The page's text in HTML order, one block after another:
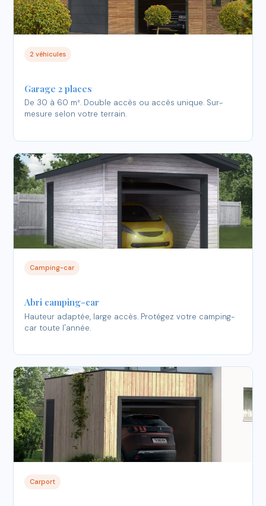
2 véhicules
Garage 2 places
De 30 à 60 m². Double accès ou accès unique. Sur-
mesure selon votre terrain.
Camping-car
Abri camping-car
Hauteur adaptée, large accès. Protégez votre camping-
car toute l'année.
Carport